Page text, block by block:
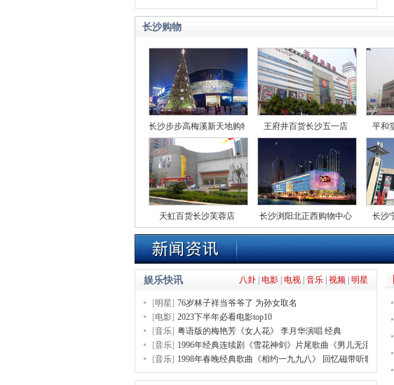
长沙购物
长沙步步高梅溪新天地购物中心王府井百货长沙五一店 平和
天虹百货长沙芙蓉店 长沙浏阳北正西购物中心 长沙
八卦 电影 电视 音乐 视频 明星
娱乐快讯
[明星] 76岁林子祥当爷爷了 为孙女取名
[电影] 2023下半年必看电影top10
[音乐] 粤语版的梅艳芳《女人花》 李月华演唱 经典
[音乐] 1996年经典连续剧《雪花神剑》片尾歌曲《男儿无泪》
[音乐] 1998年春晚经典歌曲《相约一九九八》 回忆磁带听歌